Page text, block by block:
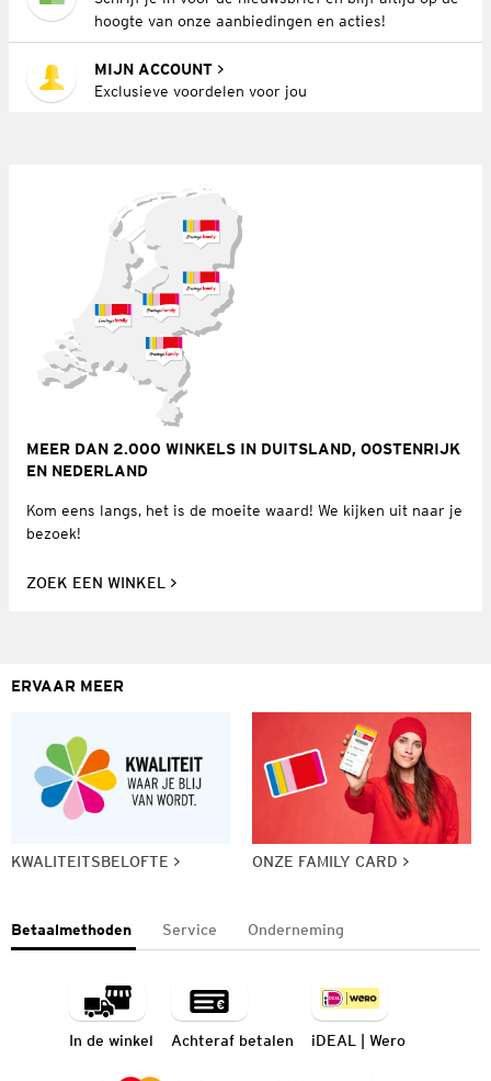
hoogte van onze aanbiedingen en acties!
MIJN ACCOUNT
Exclusieve voordelen voor jou
MEER DAN 2.000 WINKELS IN DUITSLAND, OOSTENRIJK
EN NEDERLAND
Kom eens langs, het is de moeite waard! We kijken uit naar je
bezoek!
ZOEK EEN WINKEL
ERVAAR MEER
KWALITEITSBELOFTE ONZE FAMILY CARD
Betaalmethoden Service Onderneming
In de winkel Achteraf betalen iDEAL | Wero